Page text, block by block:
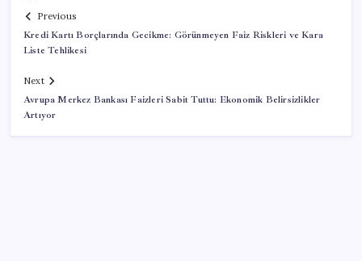
Previous
Kredi Kartı Borçlarında Gecikme: Görünmeyen Faiz Riskleri ve Kara
Liste Tehlikesi
Next
Avrupa Merkez Bankası Faizleri Sabit Tuttu: Ekonomik Belirsizlikler
Artıyor